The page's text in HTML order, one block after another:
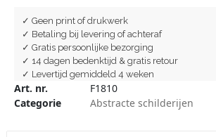
✓ Geen print of drukwerk
✓ Betaling bij levering of achteraf
✓ Gratis persoonlijke bezorging
✓ 14 dagen bedenktijd & gratis retour
✓ Levertijd gemiddeld 4 weken
Art. nr.
F1810
Categorie
Abstracte schilderijen